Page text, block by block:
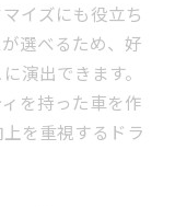
イズにも役立ち
選べるため、好
演出できます。
を持った車を作
を重視するドラ